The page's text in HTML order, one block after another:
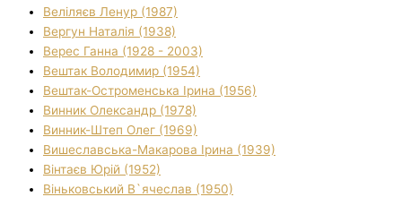
Веліляєв Ленур (1987)
Вергун Наталія (1938)
Верес Ганна (1928 - 2003)
Вештак Володимир (1954)
Вештак-Остроменська Ірина (1956)
Винник Олександр (1978)
Винник-Штеп Олег (1969)
Вишеславська-Макарова Ірина (1939)
Вінтаєв Юрій (1952)
Віньковський В`ячеслав (1950)